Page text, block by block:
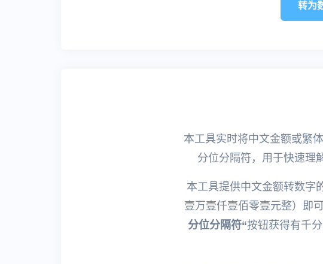
转为
本工具实时将中文金额或繁
分位分隔符，用于快速理
本工具提供中文金额转数字
壹万壹仟壹佰零壹元整）即
分位分隔符“按钮获得有千